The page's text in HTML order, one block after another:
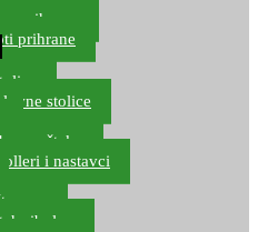
prihranu
prihrane
stolice
za šteku
i nastavci
ribolov